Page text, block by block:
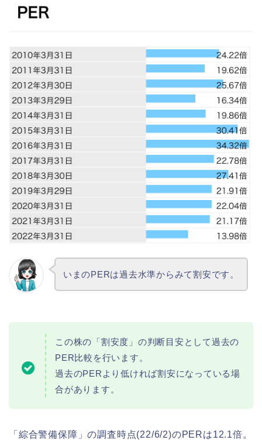
いまのPERは過去水準からみて割安です。
この株の「割安度」の判断目安として過去の
PER比較を行います。
過去のPERより低ければ割安になっている場
合があります。
「綜合警備保障」の調査時点(22/6/2)のPERは12.1倍。